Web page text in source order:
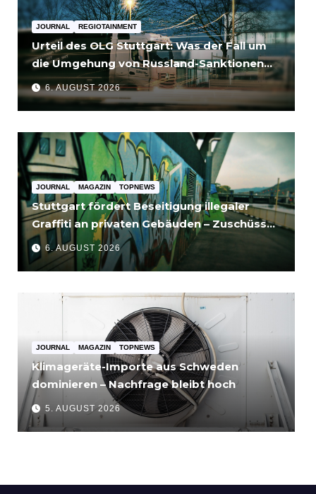
JOURNAL REGIOTAINMENT
Urteil des OLG Stuttgart: Was der Fall um
die Umgehung von Russland-Sanktionen
für Unternehmen bedeutet
6. AUGUST 2026
JOURNAL MAGAZIN TOPNEWS
Stuttgart fördert Beseitigung illegaler
Graffiti an privaten Gebäuden – Zuschüsse
bis 3.500 Euro
6. AUGUST 2026
JOURNAL MAGAZIN TOPNEWS
Klimageräte-Importe aus Schweden
dominieren – Nachfrage bleibt hoch
5. AUGUST 2026